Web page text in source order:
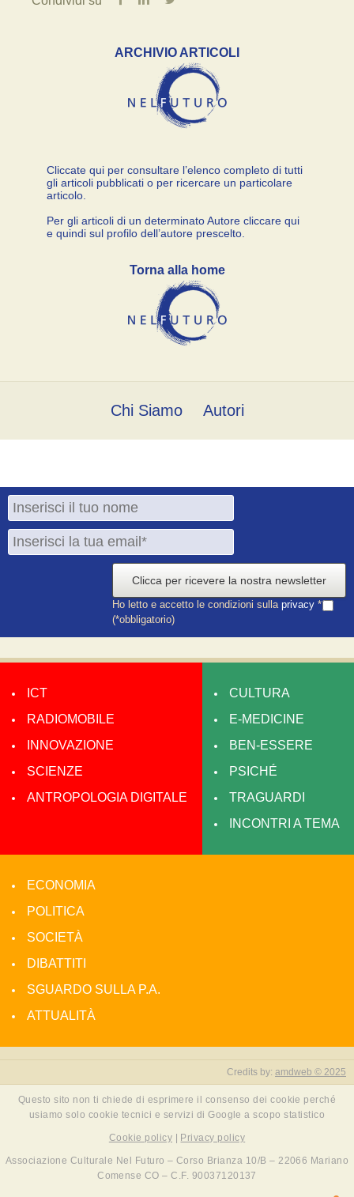
ARCHIVIO ARTICOLI
Cliccate qui per consultare l’elenco completo di tutti
gli articoli pubblicati o per ricercare un particolare
articolo.
Per gli articoli di un determinato Autore cliccare qui
e quindi sul profilo dell’autore prescelto.
Torna alla home
Chi Siamo Autori
Clicca per ricevere la nostra newsletter
Ho letto e accetto le condizioni sulla privacy *
(*obbligatorio)
ICT
RADIOMOBILE
INNOVAZIONE
SCIENZE
ANTROPOLOGIA DIGITALE
CULTURA
E-MEDICINE
BEN-ESSERE
PSICHÉ
TRAGUARDI
INCONTRI A TEMA
ECONOMIA
POLITICA
SOCIETÀ
DIBATTITI
SGUARDO SULLA P.A.
ATTUALITÀ
Credits by: amdweb © 2025
Questo sito non ti chiede di esprimere il consenso dei cookie perché
usiamo solo cookie tecnici e servizi di Google a scopo statistico
Cookie policy Privacy policy
Associazione Culturale Nel Futuro – Corso Brianza 10/B – 22066 Mariano
Comense CO – C.F. 90037120137